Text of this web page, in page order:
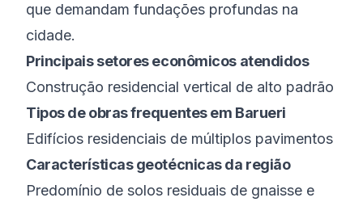
que demandam fundações profundas na
cidade.
Principais setores econômicos atendidos
Construção residencial vertical de alto padrão
Tipos de obras frequentes em Barueri
Edifícios residenciais de múltiplos pavimentos
Características geotécnicas da região
Predomínio de solos residuais de gnaisse e